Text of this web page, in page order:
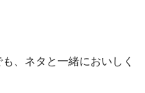
、ネタと一緒においしく